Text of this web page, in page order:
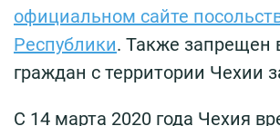
официальном сайте
Республики. Также запрещен
граждан с территории Чехии
С 14 марта 2020 года Чехия